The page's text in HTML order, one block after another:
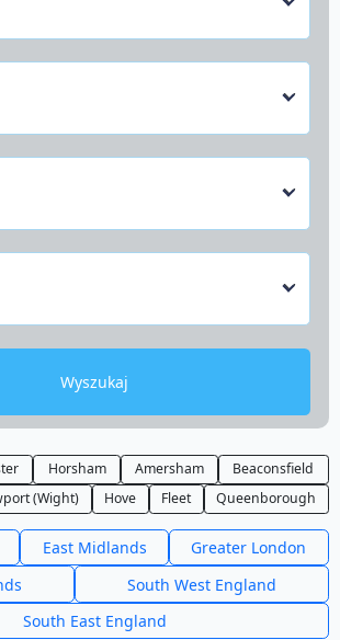
Wyszukaj
Horsham Amersham
Beaconsfield
(Wight) Hove Fleet Queenborough
East Midlands
Greater London
South West England
South East England